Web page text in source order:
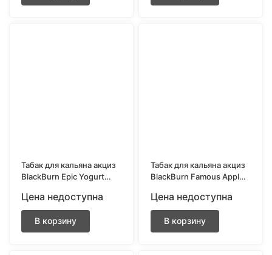
Табак для кальяна акциз
BlackBurn Epic Yogurt
гр.
Цена недоступна
В корзину
Табак для кальяна акциз
BlackBurn Famous Apple
200 гр.
Цена недоступна
В корзину